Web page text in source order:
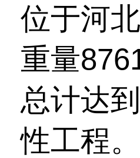
位于河
重量
总计达
性工程。